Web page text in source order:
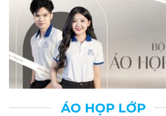
ÁO HỌP LỚP